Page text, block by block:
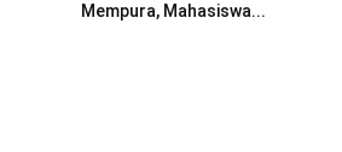
Mempura, Mahasiswa...